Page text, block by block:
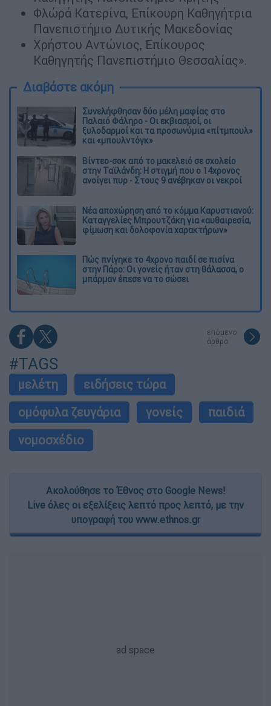
Φλώρά Κατερίνα, Επίκουρη Καθηγήτρια
Πανεπιστήμιο Δυτικής Μακεδονίας
Χρήστου Αντώνιος, Επίκουρος
Καθηγητής Πανεπιστήμιο Θεσσαλίας».
Διαβάστε ακόμη
Συνελήφθησαν δύο μέλη μαφίας στο
Παλαιό Φάληρο - Οι εκβιασμοί, οι
ξυλοδαρμοί και τα προσωνύμια «πίτμπουλ»
και «μπουλντόγκ»
Βίντεο-σοκ από το μακελειό σε σχολείο
στην Ταϊλάνδη: Η στιγμή που ο 14χρονος
ανοίγει πυρ - Στους 9 ανέβηκαν οι νεκροί
Νέα αποχώρηση από το κόμμα Καρυστιανού:
Καταγγελίες Μπρουτζάκη για «αυθαιρεσία,
φίμωση και δολοφονία χαρακτήρων»
Πώς πνίγηκε το 4χρονο παιδί σε πισίνα
στην Πάρο: Οι γονείς ήταν στη θάλασσα, ο
μπάρμαν έπεσε να το σώσει
επόμενο
άρθρο
#TAGS
μελέτη
ειδήσεις τώρα
ομόφυλα ζευγάρια
γονείς
παιδιά
νομοσχέδιο
Ακολούθησε το Έθνος στο Google News!
Live όλες οι εξελίξεις λεπτό προς λεπτό, με την
υπογραφή του www.ethnos.gr